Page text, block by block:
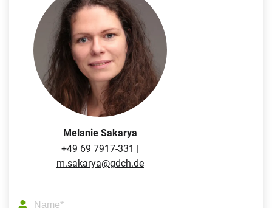
Melanie Sakarya
+49 69 7917-331 |
m.sakarya@gdch.de